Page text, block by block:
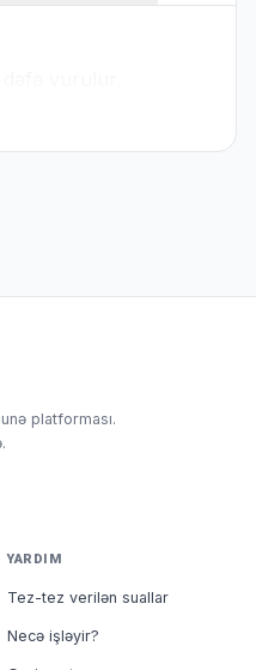
platforması.
YARDIM
Tez-tez verilən suallar
Necə işləyir?